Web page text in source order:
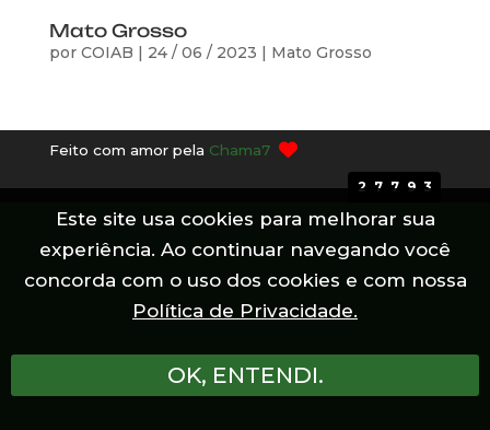
Mato Grosso
por COIAB 24 / 06 / 2023 Mato Grosso
Feito com amor pela Chama7
27793
Este site usa cookies para melhorar sua
experiência. Ao continuar navegando você
concorda com o uso dos cookies e com nossa
Política de Privacidade.
OK, ENTENDI.